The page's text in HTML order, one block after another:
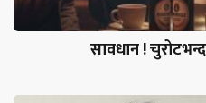
सावधान !